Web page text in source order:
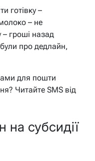
готівку –
– не
гроші назад
про дедлайн,
для пошти
Читайте SMS від
на субсидії